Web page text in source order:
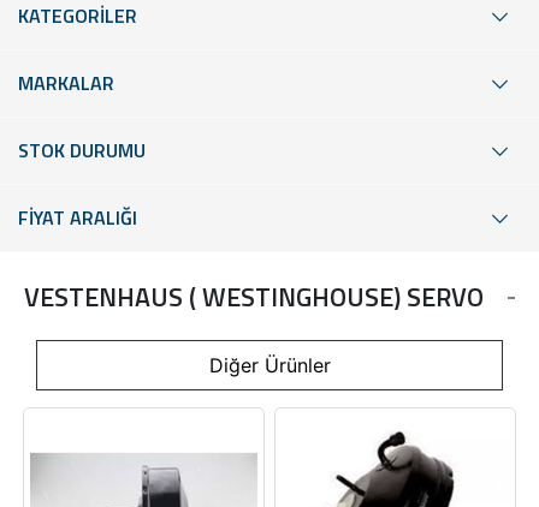
KATEGORİLER
MARKALAR
STOK DURUMU
FİYAT ARALIĞI
VESTENHAUS ( WESTINGHOUSE) SERVO
Diğer Ürünler